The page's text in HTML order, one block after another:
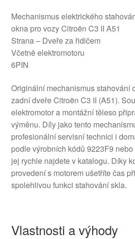
Mechanismus elektrického
okna pro vozy Citroën C3 II A51
Strana – Dveře za řidičem
Včetně elektromotoru
6PIN
Originální mechanismus stahování
zadní dveře Citroën C3 II (A51).
elektromotor a montážní těleso
výměnu. Díly jako tento
profesionální servisní technici i
podle výrobních kódů 9223F9
jej rychle najdete v katalogu. Díky
provedení s motorem ušetříte čas
spolehlivou funkci stahování skla.
Vlastnosti a výhody